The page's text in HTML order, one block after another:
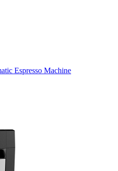
Espresso Machine